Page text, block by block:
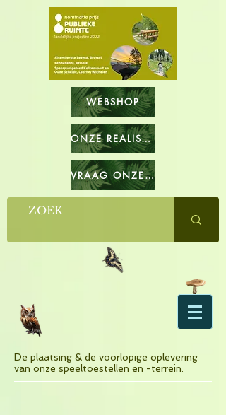
WEBSHOP
ONZE REALISATIES
VRAAG ONZE CATALOGUS OP
De plaatsing & de voorlopige oplevering
van onze speeltoestellen en -terrein.